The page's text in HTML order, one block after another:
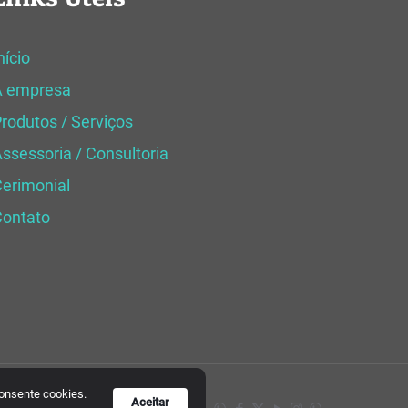
cookies.
Aceitar
empresa
/ Serviços
/ Consultoria